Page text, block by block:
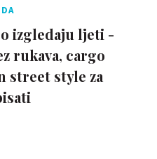
izgledaju ljeti -
rukava, cargo
street style za